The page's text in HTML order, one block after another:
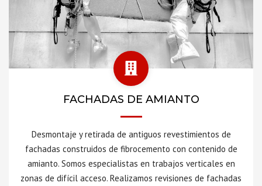
FACHADAS DE AMIANTO
Desmontaje y retirada de antiguos revestimientos de
fachadas construidos de fibrocemento con contenido de
amianto. Somos especialistas en trabajos verticales en
zonas de difícil acceso. Realizamos revisiones de fachadas